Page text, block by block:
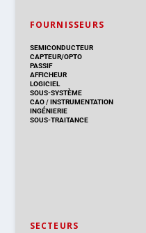
FOURNISSEURS
SEMICONDUCTEUR
CAPTEUR/OPTO
PASSIF
AFFICHEUR
LOGICIEL
SOUS-SYSTÈME
CAO/INSTRUMENTATION
INGÉNIERIE
SOUS-TRAITANCE
SECTEURS